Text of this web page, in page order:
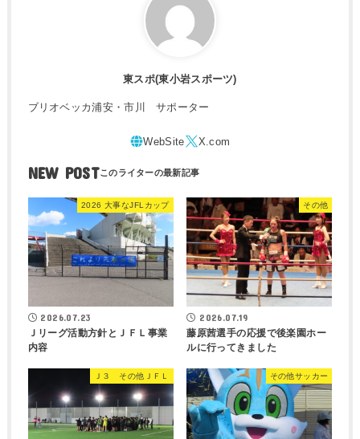
東スポ(東小岩スポーツ)
ブリオベッカ浦安・市川 サポーター
NEW POST
2026 大事なJFLカップ
2026.07.23
Ｊリーグ活動方針とＪＦＬ事業
内容
その他
2026.07.19
藤原茜選手の応援で後楽園ホー
ルに行ってきました
Ｊ３ その他ＪＦＬ その他サッカー